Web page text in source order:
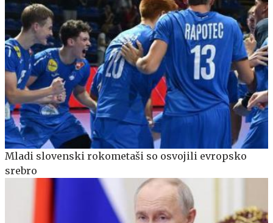
Mladi slovenski rokometaši so osvojili evropsko
srebro